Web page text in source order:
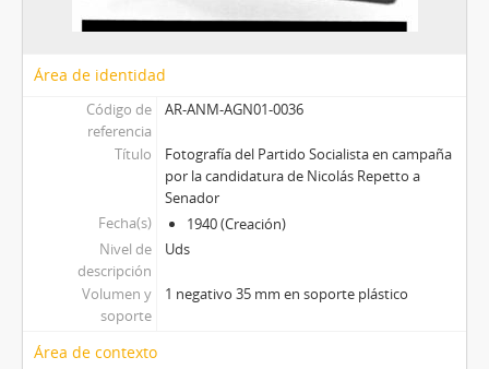
Área de identidad
Código de
referencia
AR-ANM-AGN01-0036
Título
Fotografía del Partido Socialista en campaña
por la candidatura de Nicolás Repetto a
Senador
Fecha(s)
1940 (Creación)
Nivel de
descripción
Uds
Volumen y
soporte
1 negativo 35 mm en soporte plástico
Área de contexto